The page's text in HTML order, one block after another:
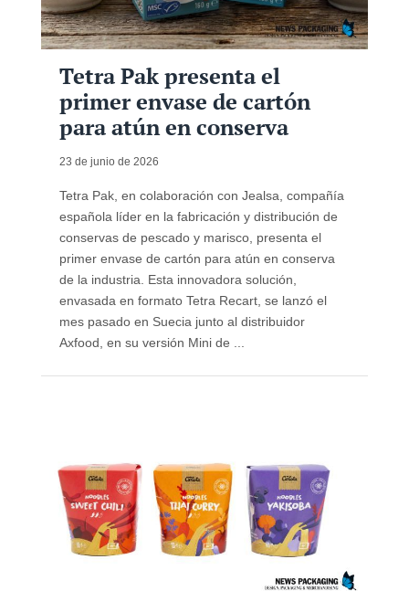
Tetra Pak presenta el
primer envase de cartón
para atún en conserva
23 de junio de 2026
Tetra Pak, en colaboración con Jealsa, compañía
española líder en la fabricación y distribución de
conservas de pescado y marisco, presenta el
primer envase de cartón para atún en conserva
de la industria. Esta innovadora solución,
envasada en formato Tetra Recart, se lanzó el
mes pasado en Suecia junto al distribuidor
Axfood, en su versión Mini de ...